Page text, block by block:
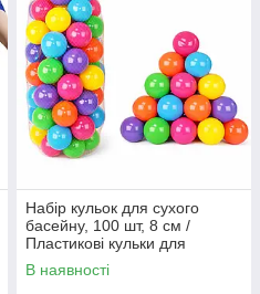
Набір кульок для сухого
басейну, 100 шт, 8 см /
Пластикові кульки для
басейну / Кульки для
дитячого манежу
В наявності